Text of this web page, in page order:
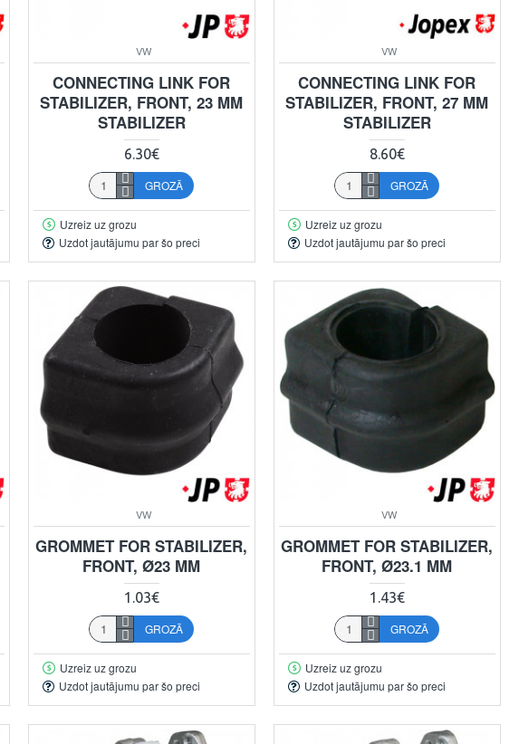
VW
CONNECTING LINK FOR
STABILIZER, FRONT, 23 MM
STABILIZER
6.30€
GROZĀ
Uzreiz uz grozu
Uzdot jautājumu par šo preci
VW
CONNECTING LINK FOR
STABILIZER, FRONT, 27 MM
STABILIZER
8.60€
GROZĀ
Uzreiz uz grozu
Uzdot jautājumu par šo preci
VW
GROMMET FOR STABILIZER,
FRONT, Ø23 MM
1.03€
GROZĀ
Uzreiz uz grozu
Uzdot jautājumu par šo preci
VW
GROMMET FOR STABILIZER,
FRONT, Ø23.1 MM
1.43€
GROZĀ
Uzreiz uz grozu
Uzdot jautājumu par šo preci